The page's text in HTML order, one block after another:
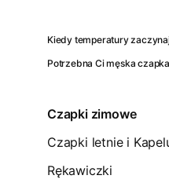
Kiedy temperatury
Potrzebna Ci męska
Czapki zimowe
Czapki letnie i
Rękawiczki